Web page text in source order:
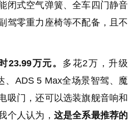
闭式空气弹簧、全车四门静音
驾零重力座椅等不配备，且不
23.99万元。 多花2万，升级
、ADS 5 Max全场景智驾、魔
吸门，还可以选装旗舰音响和
个人认为， 这是全系最推荐的